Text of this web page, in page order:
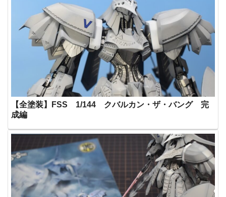
【全塗装】FSS 1/144 クバルカン・ザ・バング 完
成編